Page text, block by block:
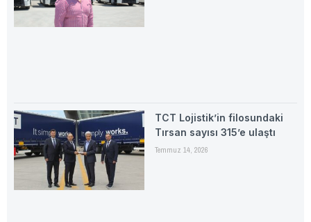
TCT Lojistik’in filosundaki
Tırsan sayısı 315’e ulaştı
Temmuz 14, 2026